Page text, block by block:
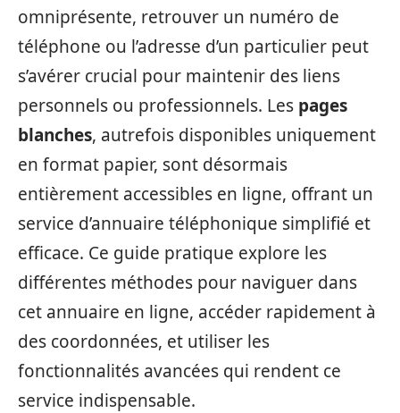
omniprésente, retrouver un numéro de
téléphone ou l’adresse d’un particulier peut
s’avérer crucial pour maintenir des liens
personnels ou professionnels. Les pages
blanches, autrefois disponibles uniquement
en format papier, sont désormais
entièrement accessibles en ligne, offrant un
service d’annuaire téléphonique simplifié et
efficace. Ce guide pratique explore les
différentes méthodes pour naviguer dans
cet annuaire en ligne, accéder rapidement à
des coordonnées, et utiliser les
fonctionnalités avancées qui rendent ce
service indispensable.